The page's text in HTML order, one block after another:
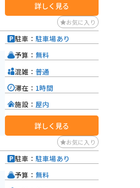
詳しく見る
お気に入り
駐車： 駐車場あり
予算： 無料
混雑： 普通
滞在： 1時間
施設： 屋内
詳しく見る
お気に入り
駐車： 駐車場あり
予算： 無料